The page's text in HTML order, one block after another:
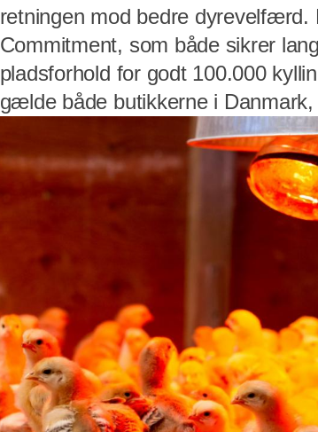
retningen mod bedre
Commitment, som både sikrer
pladsforhold for godt 100.000
gælde både butikkerne i